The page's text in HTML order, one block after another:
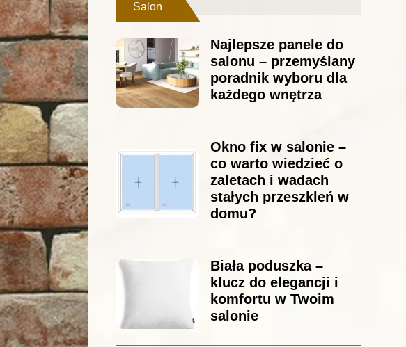
Salon
Najlepsze panele do
salonu – przemyślany
poradnik wyboru dla
każdego wnętrza
Okno fix w salonie –
co warto wiedzieć o
zaletach i wadach
stałych przeszkleń w
domu?
Biała poduszka –
klucz do elegancji i
komfortu w Twoim
salonie